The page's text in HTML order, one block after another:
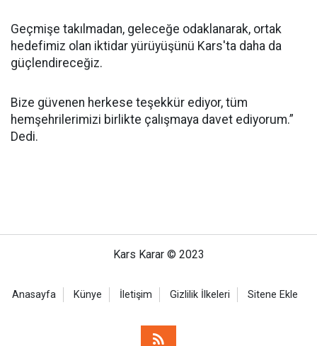
Geçmişe takılmadan, geleceğe odaklanarak, ortak
hedefimiz olan iktidar yürüyüşünü Kars'ta daha da
güçlendireceğiz.
Bize güvenen herkese teşekkür ediyor, tüm
hemşehrilerimizi birlikte çalışmaya davet ediyorum.”
Dedi.
Kars Karar © 2023
Anasayfa Künye İletişim Gizlilik İlkeleri Sitene Ekle